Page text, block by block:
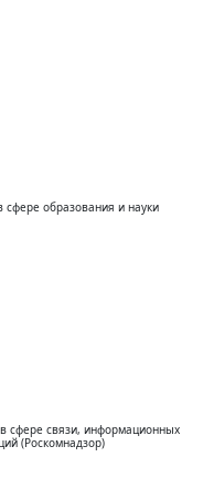
образования и науки
сфере связи, информационных
(Роскомнадзор)